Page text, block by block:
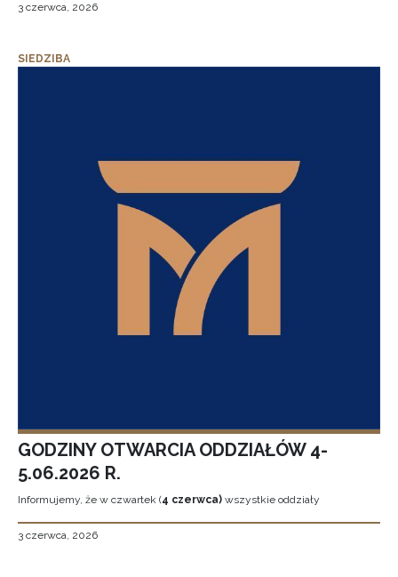
3 czerwca, 2026
SIEDZIBA
GODZINY OTWARCIA ODDZIAŁÓW 4-
5.06.2026 R.
Informujemy, że w czwartek (4 czerwca) wszystkie oddziały
3 czerwca, 2026